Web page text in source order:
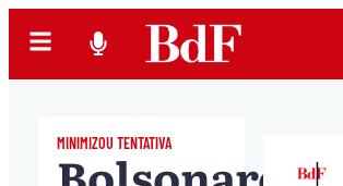
MINIMIZOU TENTATIVA
|